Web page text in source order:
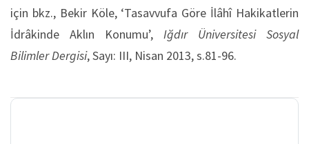
için bkz., Bekir Köle, ‘Tasavvufa Göre İlâhî Hakikatlerin
İdrâkinde Aklın Konumu’, Iğdır Üniversitesi Sosyal
Bilimler Dergisi, Sayı: III, Nisan 2013, s.81-96.